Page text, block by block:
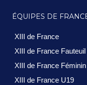
ÉQUIPES DE
XIII de France
XIII de France Fauteuil
XIII de France Féminin
XIII de France U19